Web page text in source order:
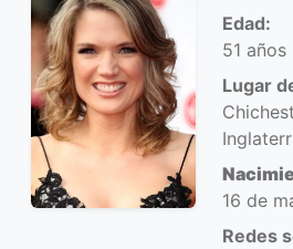
Edad:
51 años
Lugar
16 de
Redes